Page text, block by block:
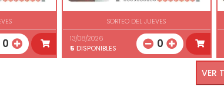
0
SORTEO DEL JUEVES
13/08/2026
5 DISPONIBLES 0